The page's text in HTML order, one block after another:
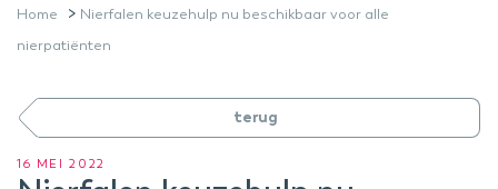
Home > Nierfalen keuzehulp nu beschikbaar voor alle
nierpatiënten
terug
16 MEI 2022